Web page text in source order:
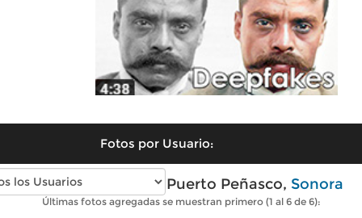
Fotos por Usuario:
Fotos modernas de Puerto Peñasco, Sonora
Últimas fotos agregadas se muestran primero (1 al 6 de 6):